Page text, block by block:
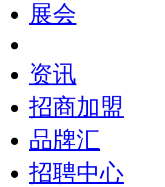
展会
资讯
招商加盟
品牌汇
招聘中心